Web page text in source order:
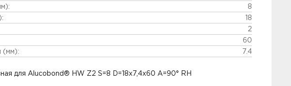
8
18
2
60
(мм):
7.4
для Alucobond® HW Z2 S=8 D=18x7,4x60 A=90° RH